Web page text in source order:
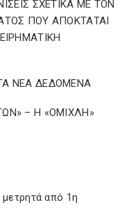
από 1η
ΣΧΕΤΙΚΑ ΜΕ ΤΟΝ
ΠΟΥ ΑΠΟΚΤΑΤΑΙ
ΝΕΑ ΔΕΔΟΜΕΝΑ
– Η «ΟΜΙΧΛΗ»